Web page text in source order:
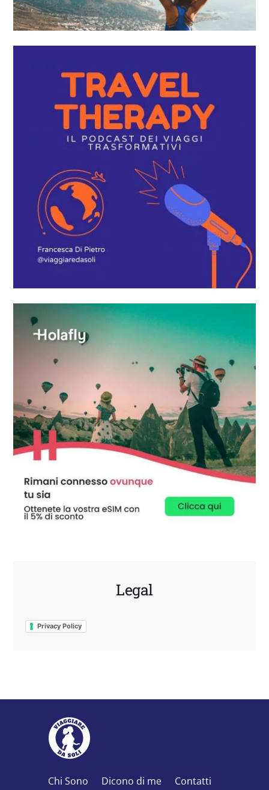
Legal
Privacy Policy
Chi Sono Dicono di me Contatti